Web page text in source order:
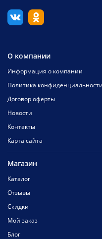
О компании
Информация о компании
Политика конфиденциальности
Договор оферты
Новости
Контакты
Карта сайта
Магазин
Каталог
Отзывы
Скидки
Мой заказ
Блог